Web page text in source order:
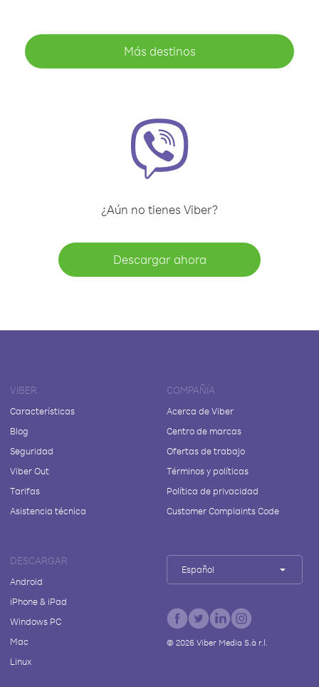
Más destinos
¿Aún no tienes Viber?
Descargar ahora
VIBER
Características
Blog
Seguridad
Viber Out
Tarifas
Asistencia técnica
COMPAÑÍA
Acerca de Viber
Centro de marcas
Ofertas de trabajo
Términos y políticas
Política de privacidad
Customer Complaints Code
DESCARGAR
Android
iPhone & iPad
Windows PC
Mac
Linux
Español
© 2026Viber Media S.à r.l.